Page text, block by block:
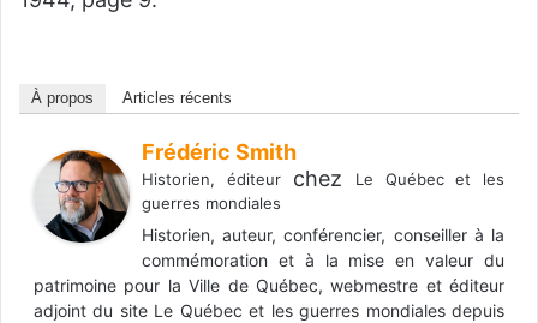
À propos Articles récents
Frédéric Smith
Historien, éditeurchez
Le Québec et les
guerres mondiales
Historien, auteur, conférencier, conseiller à la
commémoration et à la mise en valeur du
patrimoine pour la Ville de Québec, webmestre et éditeur
adjoint du site Le Québec et les guerres mondiales depuis